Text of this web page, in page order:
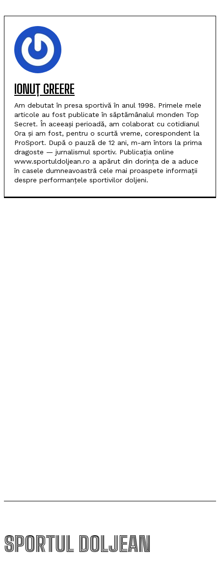
IONUȚ GREERE
Am debutat în presa sportivă în anul 1998. Primele mele
articole au fost publicate în săptămânalul monden Top
Secret. În aceeași perioadă, am colaborat cu cotidianul
Ora și am fost, pentru o scurtă vreme, corespondent la
ProSport. După o pauză de 12 ani, m-am întors la prima
dragoste — jurnalismul sportiv. Publicația online
www.sportuldoljean.ro a apărut din dorința de a aduce
în casele dumneavoastră cele mai proaspete informații
despre performanțele sportivilor doljeni.
SPORTUL DOLJEAN